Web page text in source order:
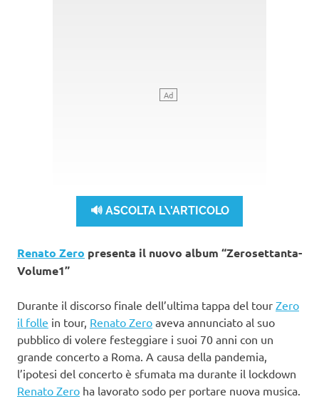
🔊 ASCOLTA L\'ARTICOLO
Renato Zero presenta il nuovo album “Zerosettanta-
Volume1”
Durante il discorso finale dell’ultima tappa del tour Zero
il folle in tour, Renato Zero aveva annunciato al suo
pubblico di volere festeggiare i suoi 70 anni con un
grande concerto a Roma. A causa della pandemia,
l’ipotesi del concerto è sfumata ma durante il lockdown
Renato Zero ha lavorato sodo per portare nuova musica.